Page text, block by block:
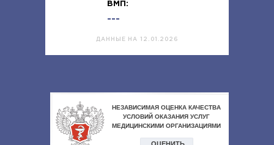
ВМП:
---
ДАННЫЕ НА 12.01.2026